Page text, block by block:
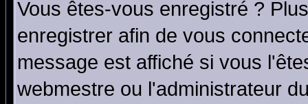
Vous êtes-vous enregistré ?
enregistrer afin de vous
message est affiché si vous
webmestre ou l'administrateur